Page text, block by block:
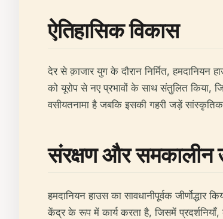
ऐतिहासिक विकास
देर से क़ाजार युग के दौरान निर्मित, हमदानियन
को यूरोप से नए प्रभावों के साथ संतुलित
वसीयतनामा है जबकि इसकी गहरी जड़ें
संरक्षण और समकालीन
हमदानियन हाउस का सावधानीपूर्वक
केंद्र के रूप में कार्य करता है, जिसमें